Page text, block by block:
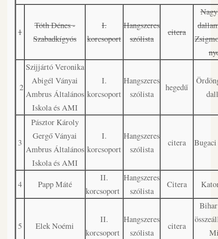
1
Tóth Dénes -
Szabadkígyós
I.
korcsoport
Hangszeres
szólista
citera
2
Szijjártó Veronika
Abigél Ványai
Ambrus Általános
Iskola és AMI
I.
korcsoport
Hangszeres
szólista
hegedű
3
Pásztor Károly
Gergő Ványai
Ambrus Általános
Iskola és AMI
I.
korcsoport
Hangszeres
szólista
citera
4 Papp Máté
II.
korcsoport
Hangszeres
szólista
Citera
5 Elek Noémi
II.
korcsoport
Hangszeres
szólista
citera